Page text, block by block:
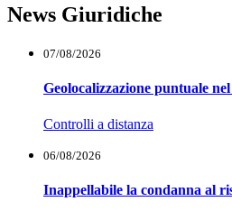
News Giuridiche
07/08/2026
Geolocalizzazione puntuale
Controlli a distanza
06/08/2026
Inappellabile la condanna al